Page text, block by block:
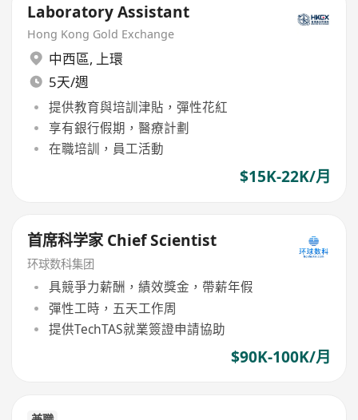
Laboratory Assistant
Hong Kong Gold Exchange
中西區, 上環
5天/週
提供教育與培訓津貼，彈性花紅
享有銀行假期，醫療計劃
在職培訓，員工活動
$15K-22K/月
首席科学家 Chief Scientist
环球数科集团
具競爭力薪酬，績效獎金，帶薪年假
彈性工時，五天工作周
提供TechTAS就業簽證申請協助
$90K-100K/月